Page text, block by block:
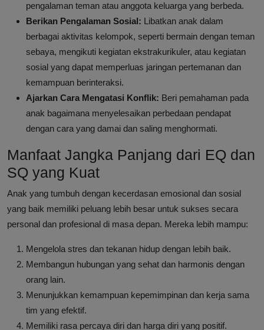
pengalaman teman atau anggota keluarga yang berbeda.
Berikan Pengalaman Sosial: Libatkan anak dalam
berbagai aktivitas kelompok, seperti bermain dengan teman
sebaya, mengikuti kegiatan ekstrakurikuler, atau kegiatan
sosial yang dapat memperluas jaringan pertemanan dan
kemampuan berinteraksi.
Ajarkan Cara Mengatasi Konflik: Beri pemahaman pada
anak bagaimana menyelesaikan perbedaan pendapat
dengan cara yang damai dan saling menghormati.
Manfaat Jangka Panjang dari EQ dan
SQ yang Kuat
Anak yang tumbuh dengan kecerdasan emosional dan sosial
yang baik memiliki peluang lebih besar untuk sukses secara
personal dan profesional di masa depan. Mereka lebih mampu:
Mengelola stres dan tekanan hidup dengan lebih baik.
Membangun hubungan yang sehat dan harmonis dengan
orang lain.
Menunjukkan kemampuan kepemimpinan dan kerja sama
tim yang efektif.
Memiliki rasa percaya diri dan harga diri yang positif.